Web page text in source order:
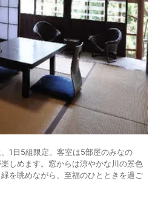
1日5組限定。客室は5部屋のみなの
しめます。窓からは涼やかな川の景色
を眺めながら、至福のひとときを過ご